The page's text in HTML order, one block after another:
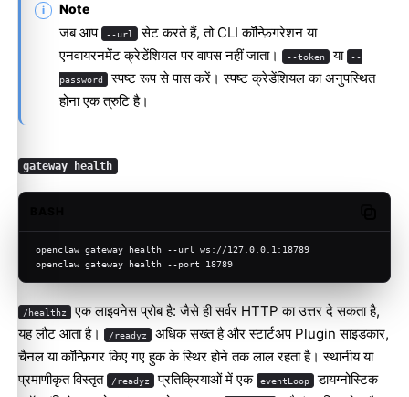
Note
जब आप --url सेट करते हैं, तो CLI कॉन्फ़िगरेशन या
एनवायरनमेंट क्रेडेंशियल पर वापस नहीं जाता।
--token या --
password स्पष्ट रूप से पास करें। स्पष्ट क्रेडेंशियल का अनुपस्थित
होना एक त्रुटि है।
gateway health
openclaw gateway health --url ws://127.0.0.1:18789
openclaw gateway health --port 18789
/healthz एक लाइवनेस प्रोब है: जैसे ही सर्वर HTTP का उत्तर दे सकता है,
यह लौट आता है।
/readyz अधिक सख्त है और स्टार्टअप Plugin साइडकार,
चैनल या कॉन्फ़िगर किए गए हुक के स्थिर होने तक लाल रहता है। स्थानीय या
प्रमाणीकृत विस्तृत
/readyz प्रतिक्रियाओं में एक eventLoop
डायग्नोस्टिक